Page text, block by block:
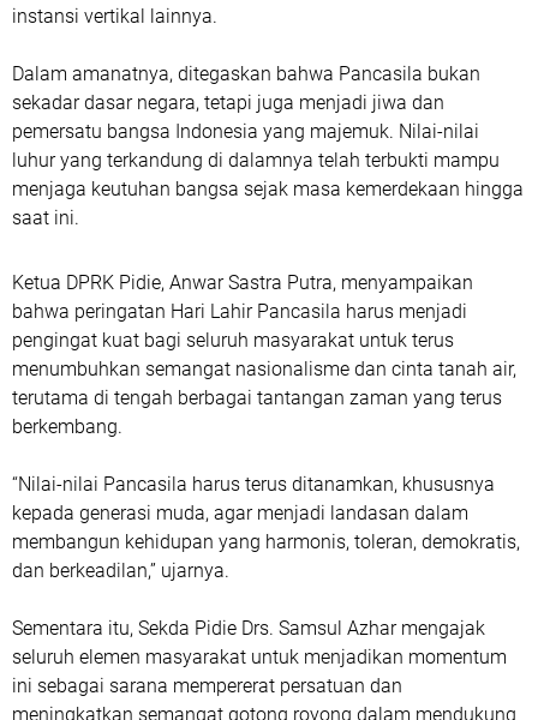
instansi vertikal lainnya.
Dalam amanatnya, ditegaskan bahwa Pancasila bukan
sekadar dasar negara, tetapi juga menjadi jiwa dan
pemersatu bangsa Indonesia yang majemuk. Nilai-nilai
luhur yang terkandung di dalamnya telah terbukti mampu
menjaga keutuhan bangsa sejak masa kemerdekaan hingga
saat ini.
Ketua DPRK Pidie, Anwar Sastra Putra, menyampaikan
bahwa peringatan Hari Lahir Pancasila harus menjadi
pengingat kuat bagi seluruh masyarakat untuk terus
menumbuhkan semangat nasionalisme dan cinta tanah air,
terutama di tengah berbagai tantangan zaman yang terus
berkembang.
“Nilai-nilai Pancasila harus terus ditanamkan, khususnya
kepada generasi muda, agar menjadi landasan dalam
membangun kehidupan yang harmonis, toleran, demokratis,
dan berkeadilan,” ujarnya.
Sementara itu, Sekda Pidie Drs. Samsul Azhar mengajak
seluruh elemen masyarakat untuk menjadikan momentum
ini sebagai sarana mempererat persatuan dan
meningkatkan semangat gotong royong dalam mendukung